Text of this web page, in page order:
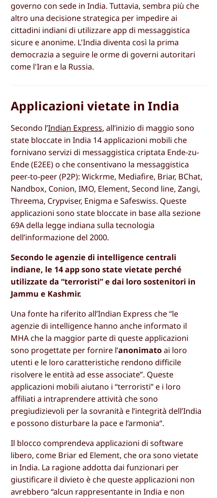
governo con sede in India. Tuttavia, sembra più che
altro una decisione strategica per impedire ai
cittadini indiani di utilizzare app di messaggistica
sicure e anonime. L'India diventa così la prima
democrazia a seguire le orme di governi autoritari
come l'Iran e la Russia.
Applicazioni vietate in India
Secondo l’Indian Express, all’inizio di maggio sono
state bloccate in India 14 applicazioni mobili che
fornivano servizi di messaggistica criptata Ende-zu-
Ende (E2EE) o che consentivano la messaggistica
peer-to-peer (P2P): Wickrme, Mediafire, Briar, BChat,
Nandbox, Conion, IMO, Element, Second line, Zangi,
Threema, Crypviser, Enigma e Safeswiss. Queste
applicazioni sono state bloccate in base alla sezione
69A della legge indiana sulla tecnologia
dell’informazione del 2000.
Secondo le agenzie di intelligence centrali
indiane, le 14 app sono state vietate perché
utilizzate da “terroristi” e dai loro sostenitori in
Jammu e Kashmir.
Una fonte ha riferito all’Indian Express che “le
agenzie di intelligence hanno anche informato il
MHA che la maggior parte di queste applicazioni
sono progettate per fornire l’anonimatoai loro
utenti e le loro caratteristiche rendono difficile
risolvere le entità ad esse associate”. Queste
applicazioni mobili aiutano i “terroristi” e i loro
affiliati a intraprendere attività che sono
pregiudizievoli per la sovranità e l’integrità dell’India
e possono disturbare la pace e l’armonia“.
Il blocco comprendeva applicazioni di software
libero, come Briar ed Element, che ora sono vietate
in India. La ragione addotta dai funzionari per
giustificare il divieto è che queste applicazioni non
avrebbero “alcun rappresentante in India e non